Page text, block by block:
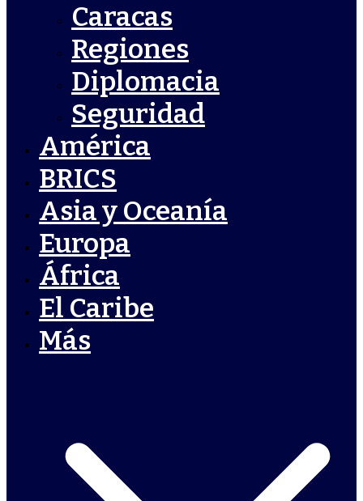
Caracas
Regiones
Diplomacia
Seguridad
América
BRICS
Asia y Oceanía
Europa
África
El Caribe
Más